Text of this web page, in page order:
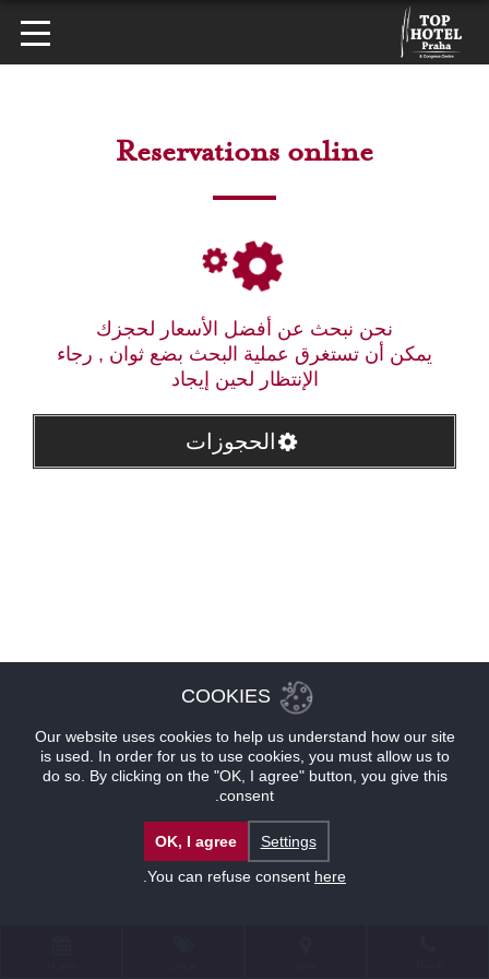
Reservations online
نحن نبحث عن أفضل الأسعار لحجزك
يمكن أن تستغرق عملية البحث بضع ثوان , رجاء
الإنتظار لحين إيجاد
الحجوزات
COOKIES
Our website uses cookies to help us understand how our site
is used. In order for us to use cookies, you must allow us to
do so. By clicking on the "OK, I agree" button, you give this
consent.
Settings
OK, I agree
You can refuse consent here
.